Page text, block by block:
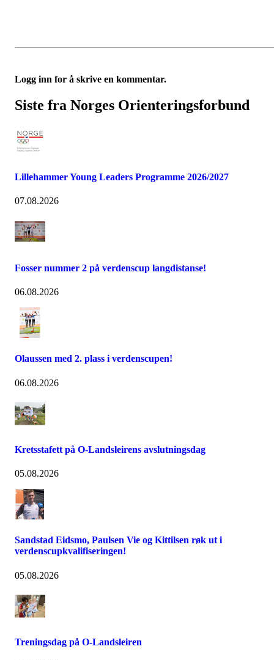
Logg inn for å skrive en kommentar.
Siste fra Norges Orienteringsforbund
Lillehammer Young Leaders Programme 2026/2027
07.08.2026
Fosser nummer 2 på verdenscup langdistanse!
06.08.2026
Olaussen med 2. plass i verdenscupen!
06.08.2026
Kretsstafett på O-Landsleirens avslutningsdag
05.08.2026
Sandstad Eidsmo, Paulsen Vie og Kittilsen røk ut i
verdenscupkvalifiseringen!
05.08.2026
Treningsdag på O-Landsleiren